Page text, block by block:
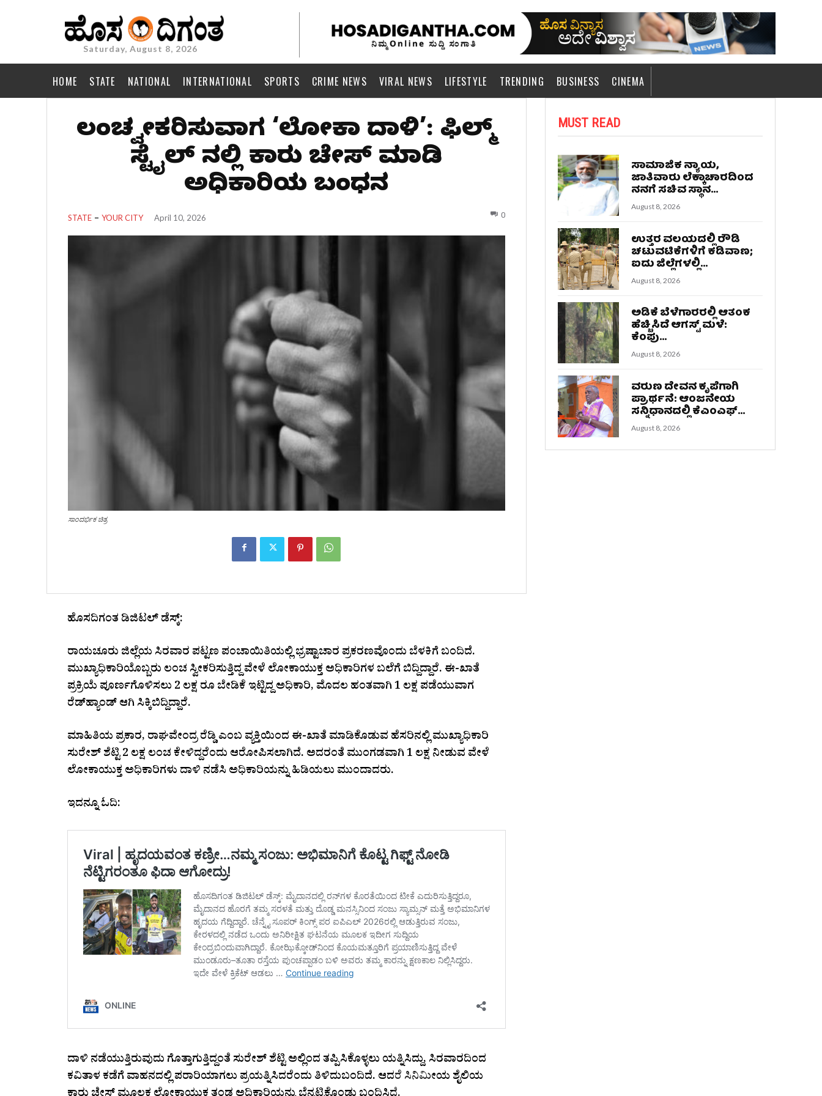
Saturday, August 8, 2026
HOME STATE NATIONAL INTERNATIONAL SPORTS CRIME NEWS VIRAL NEWS LIFESTYLE TRENDING BUSINESS CINEMA
ಲಂಚ ಸ್ವೀಕರಿಸುವಾಗ ‘ಲೋಕಾ ದಾಳಿ’: ಫಿಲ್ಮ್
ಸ್ಟೈಲ್ ನಲ್ಲಿ ಕಾರು ಚೇಸ್ ಮಾಡಿ
ಅಧಿಕಾರಿಯ ಬಂಧನ
STATE YOUR CITY April 10, 2026 0
ಸಾಂದರ್ಭಿಕ ಚಿತ್ರ
ಹೊಸದಿಗಂತ ಡಿಜಿಟಲ್ ಡೆಸ್ಕ್:
ರಾಯಚೂರು ಜಿಲ್ಲೆಯ ಸಿರವಾರ ಪಟ್ಟಣ ಪಂಚಾಯಿತಿಯಲ್ಲಿ ಭ್ರಷ್ಟಾಚಾರ ಪ್ರಕರಣವೊಂದು ಬೆಳಕಿಗೆ ಬಂದಿದೆ.
ಮುಖ್ಯಾಧಿಕಾರಿಯೊಬ್ಬರು ಲಂಚ ಸ್ವೀಕರಿಸುತ್ತಿದ್ದ ವೇಳೆ ಲೋಕಾಯುಕ್ತ ಅಧಿಕಾರಿಗಳ ಬಲೆಗೆ ಬಿದ್ದಿದ್ದಾರೆ. ಈ-ಖಾತೆ
ಪ್ರಕ್ರಿಯೆ ಪೂರ್ಣಗೊಳಿಸಲು 2 ಲಕ್ಷ ರೂ ಬೇಡಿಕೆ ಇಟ್ಟಿದ್ದ ಅಧಿಕಾರಿ, ಮೊದಲ ಹಂತವಾಗಿ 1 ಲಕ್ಷ ಪಡೆಯುವಾಗ
ರೆಡ್‌ಹ್ಯಾಂಡ್ ಆಗಿ ಸಿಕ್ಕಿಬಿದ್ದಿದ್ದಾರೆ.
ಮಾಹಿತಿಯ ಪ್ರಕಾರ, ರಾಘವೇಂದ್ರ ರೆಡ್ಡಿ ಎಂಬ ವ್ಯಕ್ತಿಯಿಂದ ಈ-ಖಾತೆ ಮಾಡಿಕೊಡುವ ಹೆಸರಿನಲ್ಲಿ ಮುಖ್ಯಾಧಿಕಾರಿ
ಸುರೇಶ್ ಶೆಟ್ಟಿ ₹2 ಲಕ್ಷ ಲಂಚ ಕೇಳಿದ್ದರೆಂದು ಆರೋಪಿಸಲಾಗಿದೆ. ಅದರಂತೆ ಮುಂಗಡವಾಗಿ ₹1 ಲಕ್ಷ ನೀಡುವ ವೇಳೆ
ಲೋಕಾಯುಕ್ತ ಅಧಿಕಾರಿಗಳು ದಾಳಿ ನಡೆಸಿ ಅಧಿಕಾರಿಯನ್ನು ಹಿಡಿಯಲು ಮುಂದಾದರು.
ಇದನ್ನೂ ಓದಿ:
ದಾಳಿ ನಡೆಯುತ್ತಿರುವುದು ಗೊತ್ತಾಗುತ್ತಿದ್ದಂತೆ ಸುರೇಶ್ ಶೆಟ್ಟಿ ಅಲ್ಲಿಂದ ತಪ್ಪಿಸಿಕೊಳ್ಳಲು ಯತ್ನಿಸಿದ್ದು, ಸಿರವಾರದಿಂದ
ಕವಿತಾಳ ಕಡೆಗೆ ವಾಹನದಲ್ಲಿ ಪರಾರಿಯಾಗಲು ಪ್ರಯತ್ನಿಸಿದರೆಂದು ತಿಳಿದುಬಂದಿದೆ. ಆದರೆ ಸಿನಿಮೀಯ ಶೈಲಿಯ
MUST READ
ಸಾಮಾಜಿಕ ನ್ಯಾಯ,
ಜಾತಿವಾರು ಲೆಕ್ಕಾಚಾರದಿಂದ
ನನಗೆ ಸಚಿವ ಸ್ಥಾನ...
August 8, 2026
ಉತ್ತರ ವಲಯದಲ್ಲಿ ರೌಡಿ
ಚಟುವಟಿಕೆಗಳಿಗೆ ಕಡಿವಾಣ;
ಐದು ಜಿಲ್ಲೆಗಳಲ್ಲಿ...
August 8, 2026
ಅಡಿಕೆ ಬೆಳೆಗಾರರಲ್ಲಿ ಆತಂಕ
ಹೆಚ್ಚಿಸಿದೆ ಆಗಸ್ಟ್ ಮಳೆ:
ಕೆಂಪು...
August 8, 2026
ವರುಣ ದೇವನ ಕೃಪೆಗಾಗಿ
ಪ್ರಾರ್ಥನೆ: ಆಂಜನೇಯ
ಸನ್ನಿಧಾನದಲ್ಲಿ ಕೆಎಂಎಫ್...
August 8, 2026